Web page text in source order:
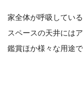
家全体が呼吸してい
スペースの天井には
鑑賞ほか様々な用途